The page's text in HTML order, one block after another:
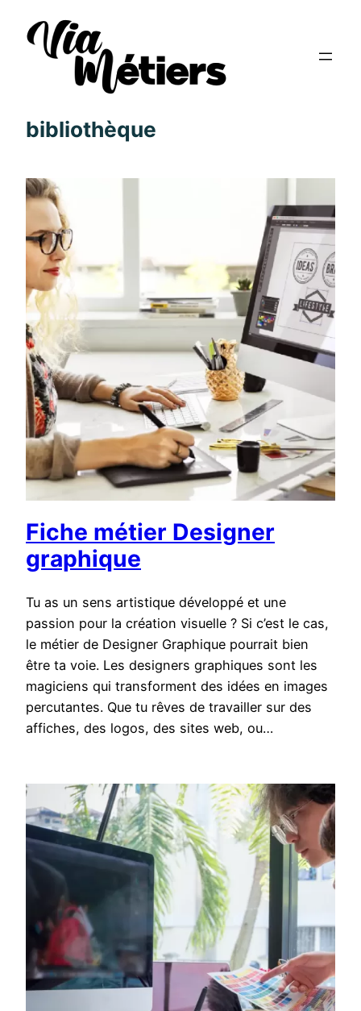
bibliothèque
Fiche métier Designer
graphique
Tu as un sens artistique développé et une
passion pour la création visuelle ? Si c’est le cas,
le métier de Designer Graphique pourrait bien
être ta voie. Les designers graphiques sont les
magiciens qui transforment des idées en images
percutantes. Que tu rêves de travailler sur des
affiches, des logos, des sites web, ou…